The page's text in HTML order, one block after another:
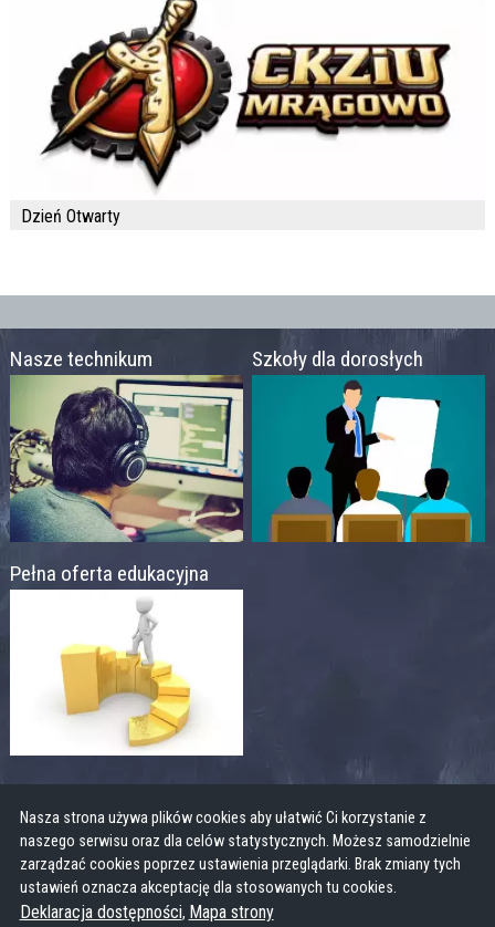
Dzień Otwarty
Nasze technikum Szkoły dla dorosłych
Pełna oferta edukacyjna
Nasza strona używa plików cookies aby ułatwić Ci korzystanie z
naszego serwisu oraz dla celów statystycznych. Możesz samodzielnie
zarządzać cookies poprzez ustawienia przeglądarki. Brak zmiany tych
ustawień oznacza akceptację dla stosowanych tu cookies.
Deklaracja dostępności, Mapa strony